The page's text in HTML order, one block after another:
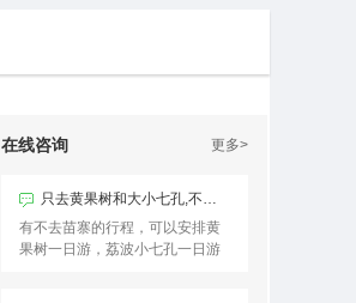
在线咨询 更多>
只去黄果树和大小七孔,不去苗寨有吗
有不去苗寨的行程，可以安排黄
果树一日游，荔波小七孔一日游